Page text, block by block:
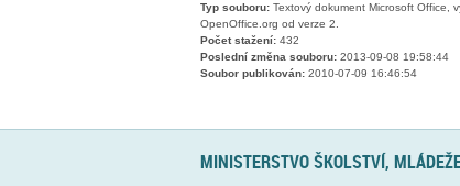
Typ souboru: Textový dokument Microsoft Office,
OpenOffice.org od verze 2.
Počet stažení: 432
Poslední změna souboru: 2013-09-08 19:58:44
Soubor publikován: 2010-07-09 16:46:54
MINISTERSTVO ŠKOLSTVÍ,